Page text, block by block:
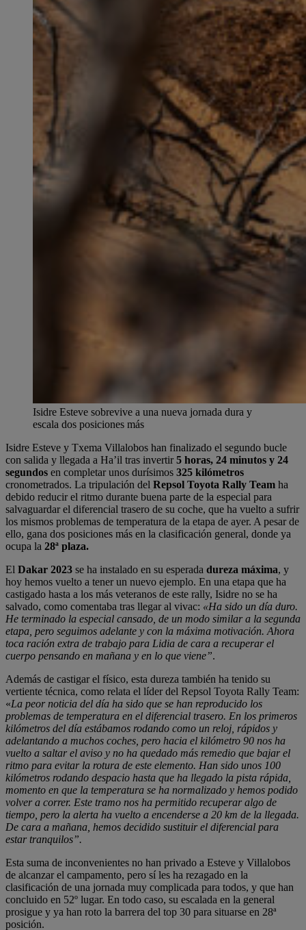
Isidre Esteve sobrevive a una nueva jornada dura y
escala dos posiciones más
Isidre Esteve y Txema Villalobos han finalizado el segundo bucle
con salida y llegada a Ha’il tras invertir5 horas, 24 minutos y 24
segundos en completar unos durísimos 325 kilómetros
cronometrados. La tripulación del Repsol Toyota Rally Team ha
debido reducir el ritmo durante buena parte de la especial para
salvaguardar el diferencial trasero de su coche, que ha vuelto a sufrir
los mismos problemas de temperatura de la etapa de ayer. A pesar de
ello, gana dos posiciones más en la clasificación general, donde ya
ocupa la 28ª plaza.
El Dakar 2023 se ha instalado en su esperada dureza máxima, y
hoy hemos vuelto a tener un nuevo ejemplo. En una etapa que ha
castigado hasta a los más veteranos de este rally, Isidre no se ha
salvado, como comentaba tras llegar al vivac: «Ha sido un día duro.
He terminado la especial cansado, de un modo similar a la segunda
etapa, pero seguimos adelante y con la máxima motivación. Ahora
toca ración extra de trabajo para Lidia de cara a recuperar el
cuerpo pensando en mañana y en lo que viene”.
Además de castigar el físico, esta dureza también ha tenido su
vertiente técnica, como relata el líder del Repsol Toyota Rally Team:
«La peor noticia del día ha sido que se han reproducido los
problemas de temperatura en el diferencial trasero. En los primeros
kilómetros del día estábamos rodando como un reloj, rápidos y
adelantando a muchos coches, pero hacia el kilómetro 90 nos ha
vuelto a saltar el aviso y no ha quedado más remedio que bajar el
ritmo para evitar la rotura de este elemento. Han sido unos 100
kilómetros rodando despacio hasta que ha llegado la pista rápida,
momento en que la temperatura se ha normalizado y hemos podido
volver a correr. Este tramo nos ha permitido recuperar algo de
tiempo, pero la alerta ha vuelto a encenderse a 20 km de la llegada.
De cara a mañana, hemos decidido sustituir el diferencial para
estar tranquilos”.
Esta suma de inconvenientes no han privado a Esteve y Villalobos
de alcanzar el campamento, pero sí les ha rezagado en la
clasificación de una jornada muy complicada para todos, y que han
concluido en 52º lugar. En todo caso, su escalada en la general
prosigue y ya han roto la barrera del top 30 para situarse en 28ª
posición.